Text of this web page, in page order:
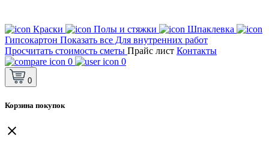
Краски Полы и стяжки
Шпаклевка
Гипсокартон Показать все Для внутренних работ
Просчитать стоимость сметы Прайс лист Контакты
0
0
0
Корзина покупок